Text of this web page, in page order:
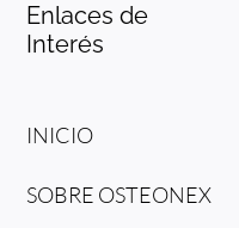
Enlaces de
Interés
INICIO
SOBRE OSTEONEX